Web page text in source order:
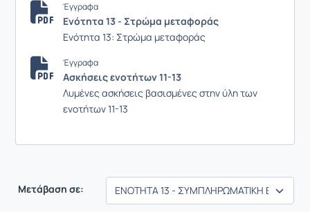
Έγγραφα
Ενότητα 13 - Στρώμα μεταφοράς
Ενότητα 13: Στρώμα μεταφοράς
Έγγραφα
Ασκήσεις ενοτήτων 11-13
Λυμένες ασκήσεις βασισμένες στην ύλη των
ενοτήτων 11-13
Μετάβαση σε: